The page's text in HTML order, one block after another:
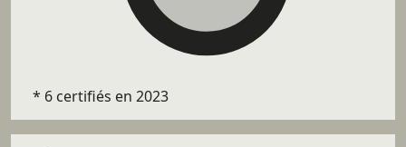
* 6 certifiés en 2023